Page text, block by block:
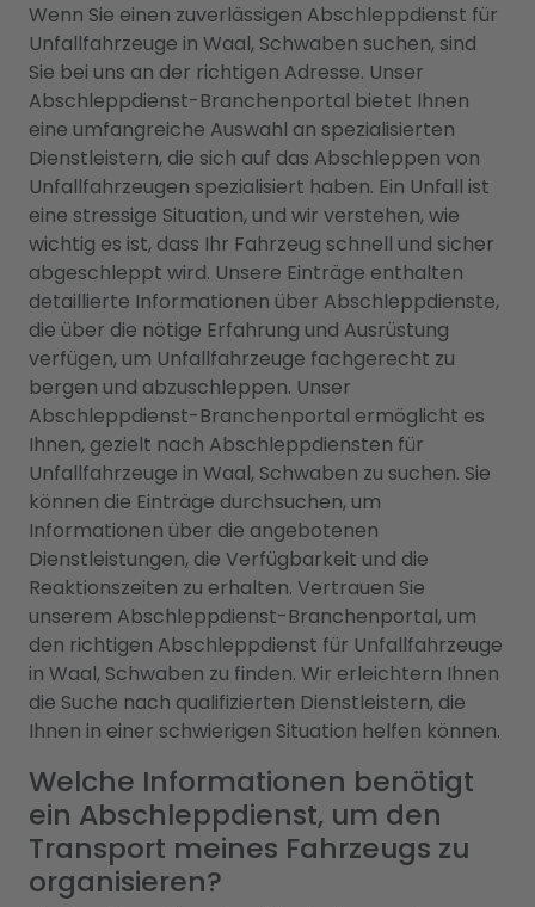
Wenn Sie einen zuverlässigen Abschleppdienst für
Unfallfahrzeuge in Waal, Schwaben suchen, sind
Sie bei uns an der richtigen Adresse. Unser
Abschleppdienst-Branchenportal bietet Ihnen
eine umfangreiche Auswahl an spezialisierten
Dienstleistern, die sich auf das Abschleppen von
Unfallfahrzeugen spezialisiert haben. Ein Unfall ist
eine stressige Situation, und wir verstehen, wie
wichtig es ist, dass Ihr Fahrzeug schnell und sicher
abgeschleppt wird. Unsere Einträge enthalten
detaillierte Informationen über Abschleppdienste,
die über die nötige Erfahrung und Ausrüstung
verfügen, um Unfallfahrzeuge fachgerecht zu
bergen und abzuschleppen. Unser
Abschleppdienst-Branchenportal ermöglicht es
Ihnen, gezielt nach Abschleppdiensten für
Unfallfahrzeuge in Waal, Schwaben zu suchen. Sie
können die Einträge durchsuchen, um
Informationen über die angebotenen
Dienstleistungen, die Verfügbarkeit und die
Reaktionszeiten zu erhalten. Vertrauen Sie
unserem Abschleppdienst-Branchenportal, um
den richtigen Abschleppdienst für Unfallfahrzeuge
in Waal, Schwaben zu finden. Wir erleichtern Ihnen
die Suche nach qualifizierten Dienstleistern, die
Ihnen in einer schwierigen Situation helfen können.
Welche Informationen benötigt
ein Abschleppdienst, um den
Transport meines Fahrzeugs zu
organisieren?